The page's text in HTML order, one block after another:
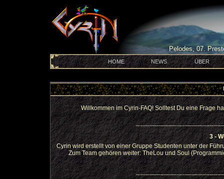
HOME NEWS ÜBER
Pelodes, 07.
Willkommen im Cyrin-FAQ! Solltest Du eine Frage
3 -
Cyrin wird erstellt von einer Gruppe Studenten unter der
Zum Team gehören weiter: TheLou und Soul